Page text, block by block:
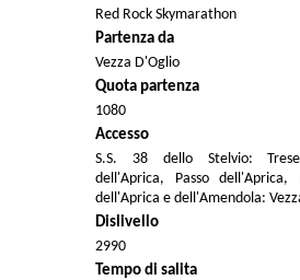
Red Rock Skymarathon
Partenza da
Vezza D'Oglio
Quota partenza
1080
Accesso
S.S. 38 dello Stelvio:
dell'Aprica, Passo dell'Aprica,
dell'Aprica e dell'Amendola:
Dislivello
2990
Tempo di salita